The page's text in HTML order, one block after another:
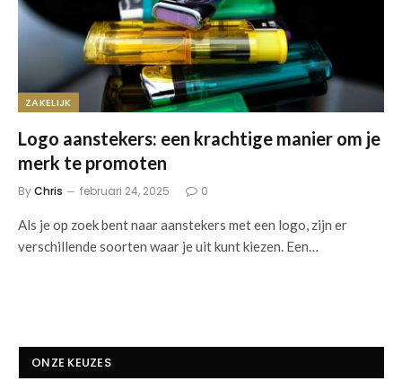
ZAKELIJK
Logo aanstekers: een krachtige manier om je
merk te promoten
ByChris februari 24, 2025 0
Als je op zoek bent naar aanstekers met een logo, zijn er
verschillende soorten waar je uit kunt kiezen. Een…
ONZE KEUZES